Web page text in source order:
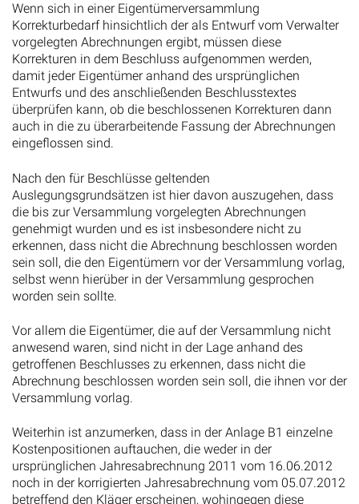
Wenn sich in einer Eigentümerversammlung
Korrekturbedarf hinsichtlich der als Entwurf vom Verwalter
vorgelegten Abrechnungen ergibt, müssen diese
Korrekturen in dem Beschluss aufgenommen werden,
damit jeder Eigentümer anhand des ursprünglichen
Entwurfs und des anschließenden Beschlusstextes
überprüfen kann, ob die beschlossenen Korrekturen dann
auch in die zu überarbeitende Fassung der Abrechnungen
eingeflossen sind.
Nach den für Beschlüsse geltenden
Auslegungsgrundsätzen ist hier davon auszugehen, dass
die bis zur Versammlung vorgelegten Abrechnungen
genehmigt wurden und es ist insbesondere nicht zu
erkennen, dass nicht die Abrechnung beschlossen worden
sein soll, die den Eigentümern vor der Versammlung vorlag,
selbst wenn hierüber in der Versammlung gesprochen
worden sein sollte.
Vor allem die Eigentümer, die auf der Versammlung nicht
anwesend waren, sind nicht in der Lage anhand des
getroffenen Beschlusses zu erkennen, dass nicht die
Abrechnung beschlossen worden sein soll, die ihnen vor der
Versammlung vorlag.
Weiterhin ist anzumerken, dass in der Anlage B1 einzelne
Kostenpositionen auftauchen, die weder in der
ursprünglichen Jahresabrechnung 2011 vom 16.06.2012
noch in der korrigierten Jahresabrechnung vom 05.07.2012
betreffend den Kläger erscheinen, wohingegen diese